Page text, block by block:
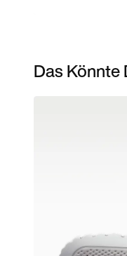
Das Könnte